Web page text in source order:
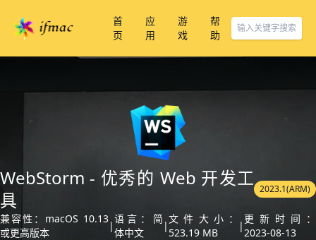
首
页
应
用
游
戏
帮
助
WebStorm - 优秀的 Web 开发工
具
2023.1(ARM)
兼容性：macOS 10.13
或更高版本
|
语言：简
体中文
|
文件大小：
523.19 MB
|
更新时间：
2023-08-13